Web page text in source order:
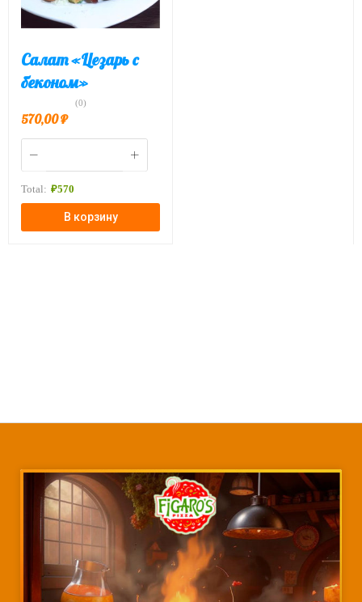
Салат «Цезарь с
беконом»
(0)
570,00₽
Total: ₽570
В корзину